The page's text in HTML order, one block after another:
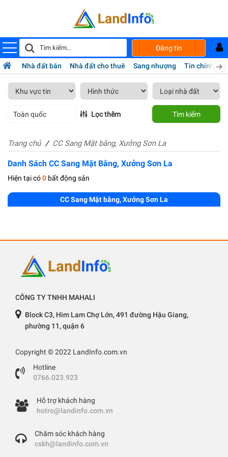
Đăng tin
Nhà đất bán Nhà đất cho thuê Sang nhượng Tin chính chủ
Toàn quốc Lọc thêm Tìm kiếm
Trang chủ CC Sang Mặt bằng, Xưởng Sơn La
Danh Sách CC Sang Mặt Bằng, Xưởng Sơn La
Hiện tại có0 bất động sản
CC Sang Mặt bằng, Xưởng Sơn La
CÔNG TY TNHH MAHALI
Block C3, Him Lam Chợ Lớn, 491 đường Hậu Giang,
phường 11, quận 6
Copyright © 2022 LandInfo.com.vn
Hotline
0766.023.923
Hỗ trợ khách hàng
hotro@landinfo.com.vn
Chăm sóc khách hàng
cskh@landinfo.com.vn